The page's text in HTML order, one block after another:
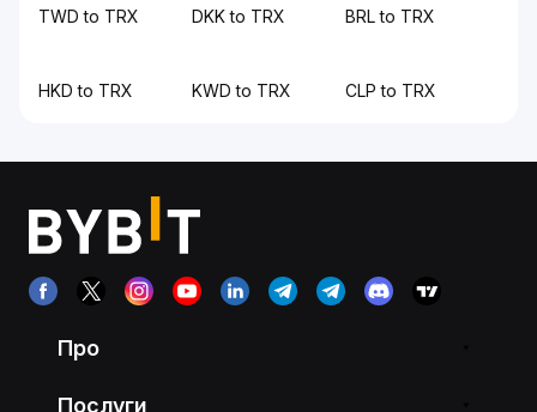
TWD to TRX DKK to TRX BRL to TRX
HKD to TRX KWD to TRX CLP to TRX
Про
Послуги